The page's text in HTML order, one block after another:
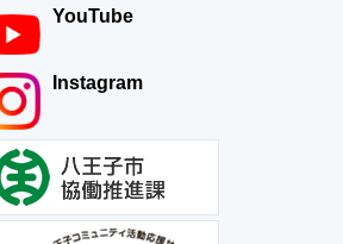
YouTube
Instagram